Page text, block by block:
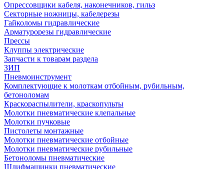
Опрессовщики кабеля, наконечников, гильз
Секторные ножницы, кабелерезы
Гайколомы гидравлические
Арматурорезы гидравлические
Прессы
Клуппы электрические
Запчасти к товарам раздела
ЗИП
Пневмоинструмент
Комплектующие к молоткам отбойным, рубильным,
бетоноломам
Краскораспылители, краскопульты
Молотки пневматические клепальные
Молотки пучковые
Пистолеты монтажные
Молотки пневматические отбойные
Молотки пневматические рубильные
Бетоноломы пневматические
Шлифмашинки пневматические